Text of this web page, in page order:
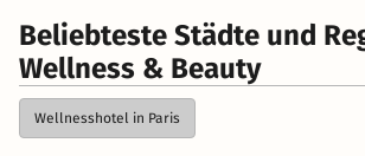
Beliebteste Städte und
Wellness & Beauty
Wellnesshotel in Paris